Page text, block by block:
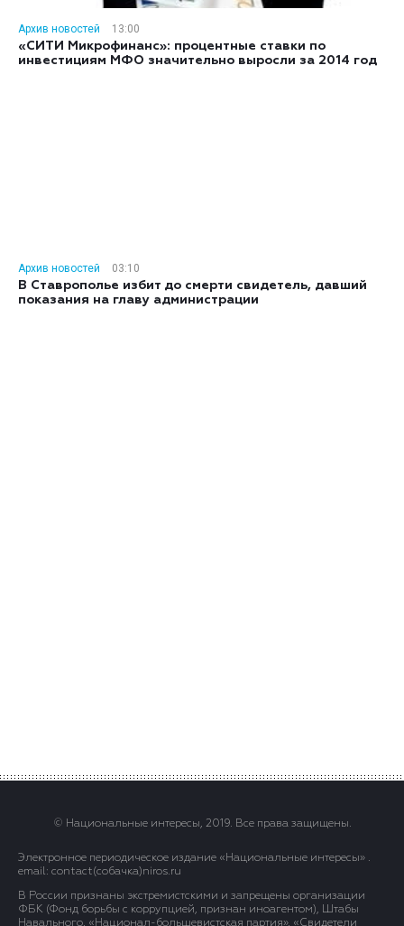
Архив новостей
13:00
«СИТИ Микрофинанс»: процентные ставки по
инвестициям МФО значительно выросли за 2014 год
Архив новостей
03:10
В Ставрополье избит до смерти свидетель, давший
показания на главу администрации
© Национальные интересы, 2019. Все права защищены.
Электронное периодическое издание «Национальные интересы» .
email: contact(сoбaчка)niros.ru
В России признаны экстремистскими и запрещены организации
ФБК (Фонд борьбы с коррупцией, признан иноагентом), Штабы
Навального, «Национал-большевистская партия», «Свидетели